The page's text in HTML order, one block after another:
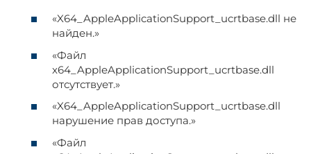
«X64_AppleApplicationSupport_ucrtbase.dll не
найден.»
«Файл
x64_AppleApplicationSupport_ucrtbase.dll
отсутствует.»
«X64_AppleApplicationSupport_ucrtbase.dll
нарушение прав доступа.»
«Файл